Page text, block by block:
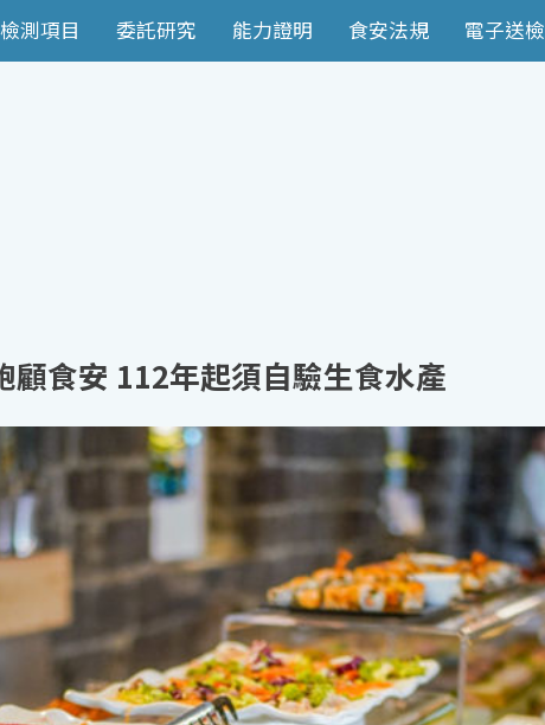
檢測項目 委託研究 能力證明 食安法規 電子送檢
顧食安 112年起須自驗生食水產